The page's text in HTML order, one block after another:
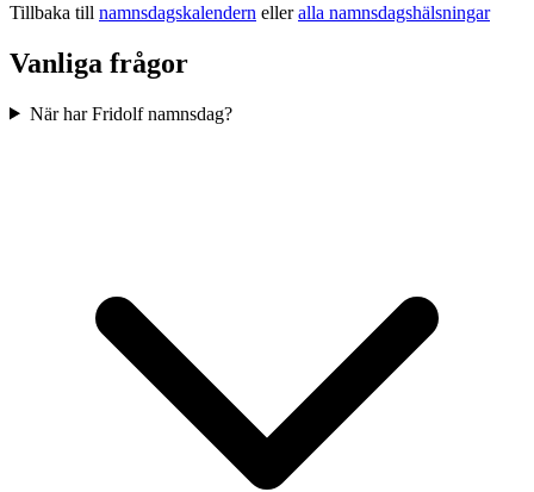
Tillbaka till namnsdagskalendern elleralla namnsdagshälsningar
Vanliga frågor
När har Fridolf namnsdag?